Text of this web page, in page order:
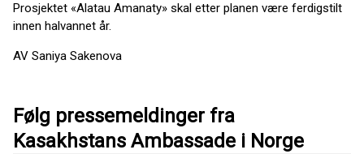
Prosjektet «Alatau Amanaty» skal etter planen være ferdigstilt
innen halvannet år.
AV Saniya Sakenova
Følg pressemeldinger fra
Kasakhstans Ambassade i Norge